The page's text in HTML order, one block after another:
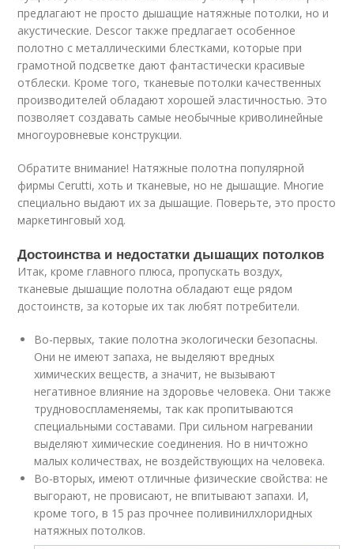
предлагают не просто дышащие натяжные потолки, но и
акустические. Descor также предлагает особенное
полотно с металлическими блестками, которые при
грамотной подсветке дают фантастически красивые
отблески. Кроме того, тканевые потолки качественных
производителей обладают хорошей эластичностью. Это
позволяет создавать самые необычные криволинейные
многоуровневые конструкции.
Обратите внимание! Натяжные полотна популярной
фирмы Cerutti, хоть и тканевые, но не дышащие. Многие
специально выдают их за дышащие. Поверьте, это просто
маркетинговый ход.
Достоинства и недостатки дышащих потолков
Итак, кроме главного плюса, пропускать воздух,
тканевые дышащие полотна обладают еще рядом
достоинств, за которые их так любят потребители.
Во-первых, такие полотна экологически безопасны.
Они не имеют запаха, не выделяют вредных
химических веществ, а значит, не вызывают
негативное влияние на здоровье человека. Они также
трудновоспламеняемы, так как пропитываются
специальными составами. При сильном нагревании
выделяют химические соединения. Но в ничтожно
малых количествах, не воздействующих на человека.
Во-вторых, имеют отличные физические свойства: не
выгорают, не провисают, не впитывают запахи. И,
кроме того, в 15 раз прочнее поливинилхлоридных
натяжных потолков.